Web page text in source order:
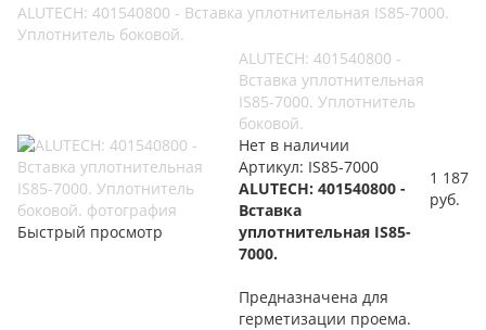
ALUTECH: 401540800 - Вставка уплотнительная IS85-7000.
Уплотнитель боковой.
Быстрый просмотр
ALUTECH: 401540800 -
Вставка уплотнительная
IS85-7000. Уплотнитель
боковой.
Нет в наличии
Артикул: IS85-7000
ALUTECH: 401540800 -
Вставка
уплотнительная IS85-
7000.
Предназначена для
герметизации проема.
1 187
руб.